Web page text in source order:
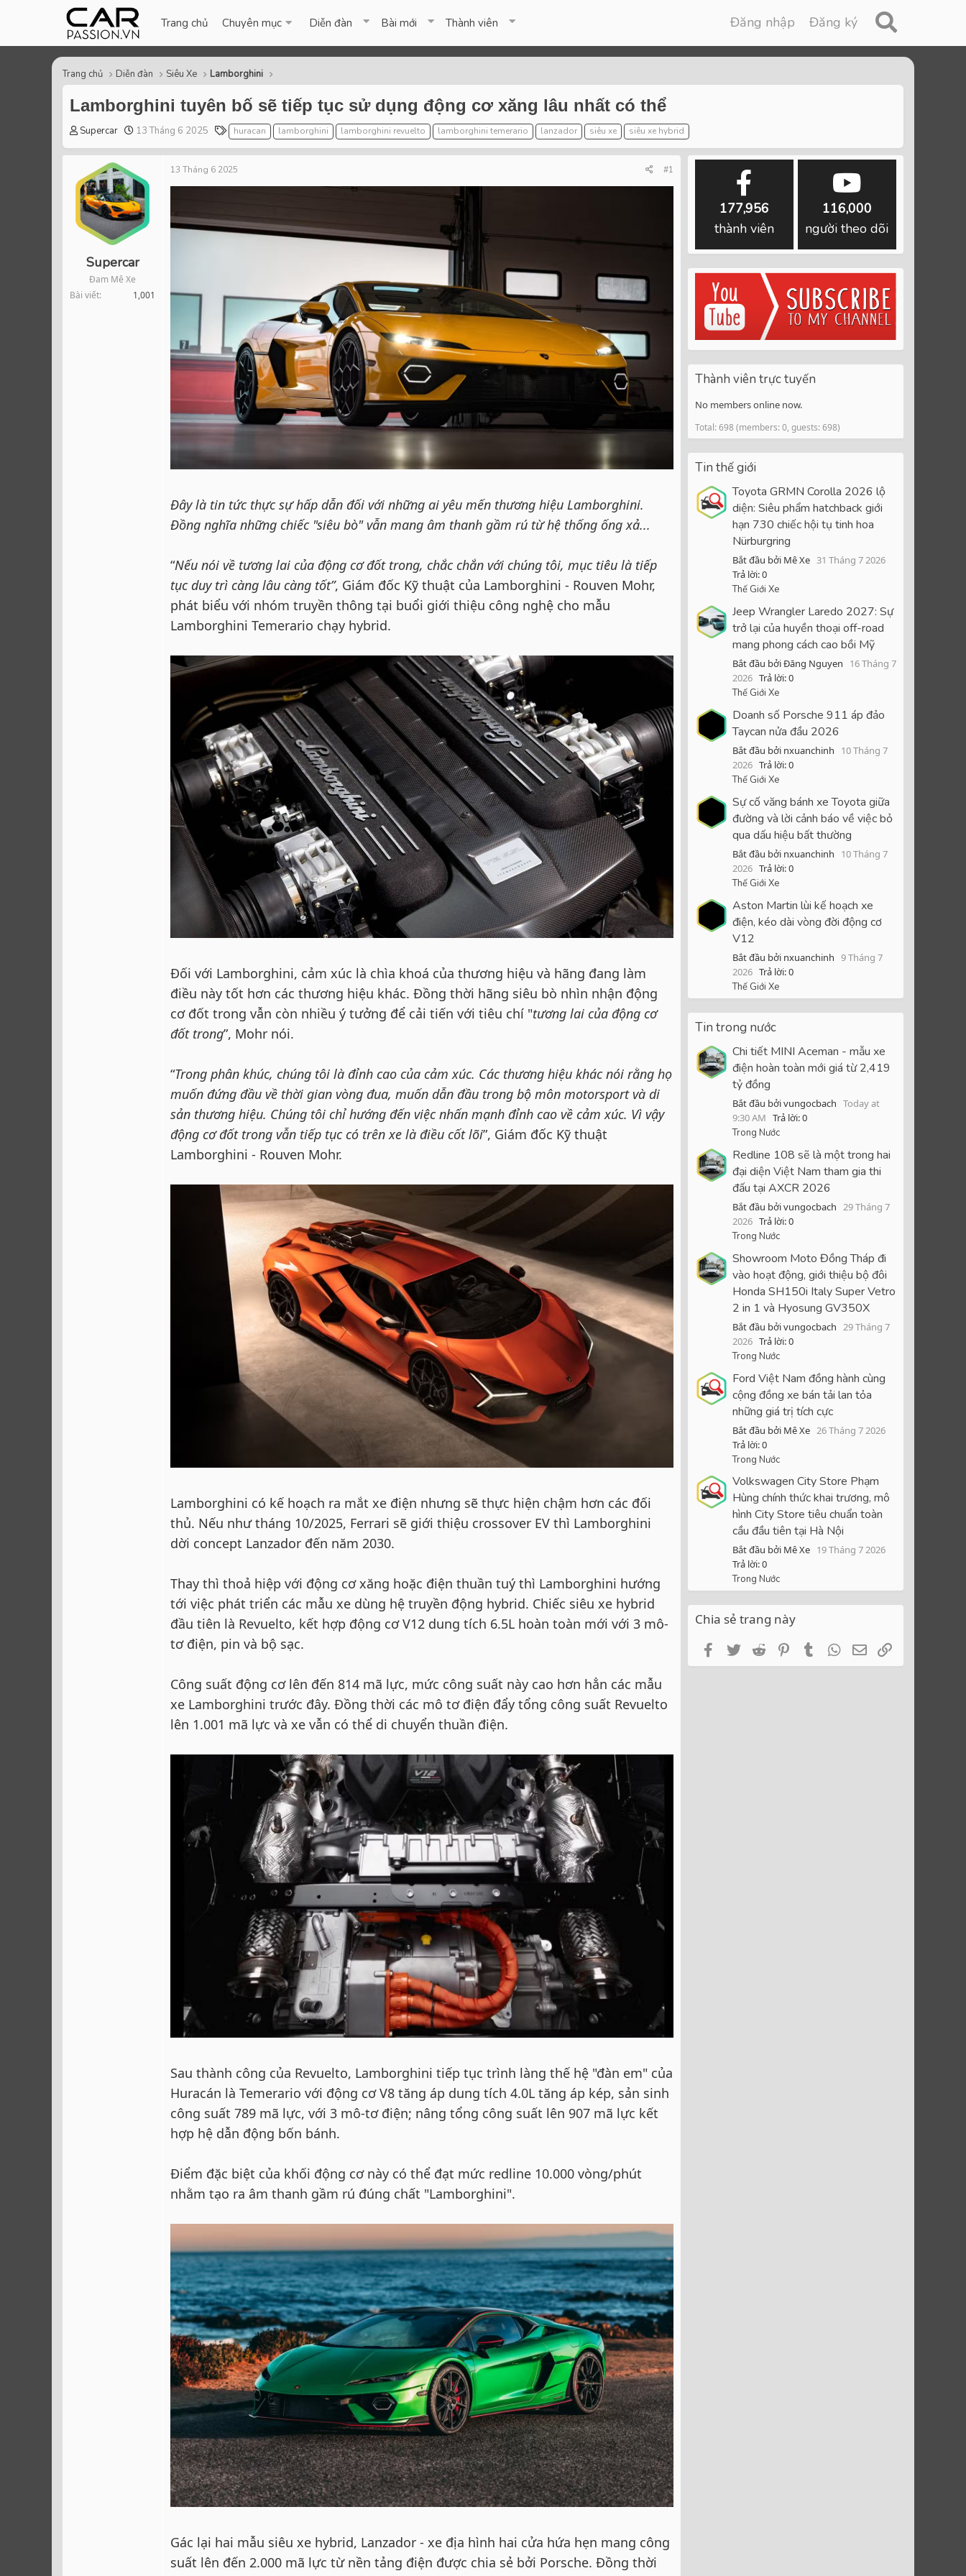
Trang chủ Chuyên mục Diễn đàn Bài mới Thành viên Đăng nhập Đăng ký
Trang chủ Diễn đàn Siêu Xe Lamborghini
Lamborghini tuyên bố sẽ tiếp tục sử dụng động cơ xăng lâu nhất có thể
T
r
a
d
s
t
r
Supercar
S
a
r
d
a
t
13 Tháng 6 2025
T
a
g
s
huracan lamborghini lamborghini revuelto lamborghini temerario lanzador siêu xe siêu xe hybrid
Supercar
Đam Mê Xe
Bài viết
1,001
13 Tháng 6 2025 #1
Đây là tin tức thực sự hấp dẫn đối với những ai yêu mến thương hiệu Lamborghini.
Đồng nghĩa những chiếc "siêu bò" vẫn mang âm thanh gầm rú từ hệ thống ống xả...
“Nếu nói về tương lai của động cơ đốt trong, chắc chắn với chúng tôi, mục tiêu là tiếp
tục duy trì càng lâu càng tốt”, Giám đốc Kỹ thuật của Lamborghini - Rouven Mohr,
phát biểu với nhóm truyền thông tại buổi giới thiệu công nghệ cho mẫu
Lamborghini Temerario chạy hybrid.
Đối với Lamborghini, cảm xúc là chìa khoá của thương hiệu và hãng đang làm
điều này tốt hơn các thương hiệu khác. Đồng thời hãng siêu bò nhìn nhận động
cơ đốt trong vẫn còn nhiều ý tưởng để cải tiến với tiêu chí "tương lai của động cơ
đốt trong”, Mohr nói.
“Trong phân khúc, chúng tôi là đỉnh cao của cảm xúc. Các thương hiệu khác nói rằng họ
muốn đứng đầu về thời gian vòng đua, muốn dẫn đầu trong bộ môn motorsport và di
sản thương hiệu. Chúng tôi chỉ hướng đến việc nhấn mạnh đỉnh cao về cảm xúc. Vì vậy
động cơ đốt trong vẫn tiếp tục có trên xe là điều cốt lõi”, Giám đốc Kỹ thuật
Lamborghini - Rouven Mohr.
Lamborghini có kế hoạch ra mắt xe điện nhưng sẽ thực hiện chậm hơn các đối
thủ. Nếu như tháng 10/2025, Ferrari sẽ giới thiệu crossover EV thì Lamborghini
dời concept Lanzador đến năm 2030.
Thay thì thoả hiệp với động cơ xăng hoặc điện thuần tuý thì Lamborghini hướng
tới việc phát triển các mẫu xe dùng hệ truyền động hybrid. Chiếc siêu xe hybrid
đầu tiên là Revuelto, kết hợp động cơ V12 dung tích 6.5L hoàn toàn mới với 3 mô-
tơ điện, pin và bộ sạc.
Công suất động cơ lên đến 814 mã lực, mức công suất này cao hơn hẳn các mẫu
xe Lamborghini trước đây. Đồng thời các mô tơ điện đẩy tổng công suất Revuelto
lên 1.001 mã lực và xe vẫn có thể di chuyển thuần điện.
Sau thành công của Revuelto, Lamborghini tiếp tục trình làng thế hệ "đàn em" của
Huracán là Temerario với động cơ V8 tăng áp dung tích 4.0L tăng áp kép, sản sinh
công suất 789 mã lực, với 3 mô-tơ điện; nâng tổng công suất lên 907 mã lực kết
hợp hệ dẫn động bốn bánh.
Điểm đặc biệt của khối động cơ này có thể đạt mức redline 10.000 vòng/phút
nhằm tạo ra âm thanh gầm rú đúng chất "Lamborghini".
Gác lại hai mẫu siêu xe hybrid, Lanzador - xe địa hình hai cửa hứa hẹn mang công
suất lên đến 2.000 mã lực từ nền tảng điện được chia sẻ bởi Porsche. Đồng thời
177,956
thành viên
116,000
người theo dõi
Thành viên trực tuyến
No members online now.
Total: 698 (members: 0, guests: 698)
Tin thế giới
Toyota GRMN Corolla 2026 lộ
diện: Siêu phẩm hatchback giới
hạn 730 chiếc hội tụ tinh hoa
Nürburgring
Bắt đầu bởi Mê Xe 31 Tháng 7 2026
Trả lời: 0
Thế Giới Xe
Jeep Wrangler Laredo 2027: Sự
trở lại của huyền thoại off-road
mang phong cách cao bồi Mỹ
Bắt đầu bởi Đăng Nguyen
16 Tháng 7
2026 Trả lời: 0
Thế Giới Xe
Doanh số Porsche 911 áp đảo
Taycan nửa đầu 2026
Bắt đầu bởi nxuanchinh
10 Tháng 7
2026 Trả lời: 0
Thế Giới Xe
Sự cố văng bánh xe Toyota giữa
đường và lời cảnh báo về việc bỏ
qua dấu hiệu bất thường
Bắt đầu bởi nxuanchinh
10 Tháng 7
2026 Trả lời: 0
Thế Giới Xe
Aston Martin lùi kế hoạch xe
điện, kéo dài vòng đời động cơ
V12
Bắt đầu bởi nxuanchinh 9 Tháng 7
2026 Trả lời: 0
Thế Giới Xe
Tin trong nước
Chi tiết MINI Aceman - mẫu xe
điện hoàn toàn mới giá từ 2,419
tỷ đồng
Bắt đầu bởi vungocbach Today at
9:30 AM Trả lời: 0
Trong Nước
Redline 108 sẽ là một trong hai
đại diện Việt Nam tham gia thi
đấu tại AXCR 2026
Bắt đầu bởi vungocbach 29 Tháng 7
2026 Trả lời: 0
Trong Nước
Showroom Moto Đồng Tháp đi
vào hoạt động, giới thiệu bộ đôi
Honda SH150i Italy Super Vetro
2 in 1 và Hyosung GV350X
Bắt đầu bởi vungocbach 29 Tháng 7
2026 Trả lời: 0
Trong Nước
Ford Việt Nam đồng hành cùng
cộng đồng xe bán tải lan tỏa
những giá trị tích cực
Bắt đầu bởi Mê Xe 26 Tháng 7 2026
Trả lời: 0
Trong Nước
Volkswagen City Store Phạm
Hùng chính thức khai trương, mô
hình City Store tiêu chuẩn toàn
cầu đầu tiên tại Hà Nội
Bắt đầu bởi Mê Xe 19 Tháng 7 2026
Trả lời: 0
Trong Nước
Chia sẻ trang này
FacebookTwitterRedditPinterestTumblrWhatsApp
Email